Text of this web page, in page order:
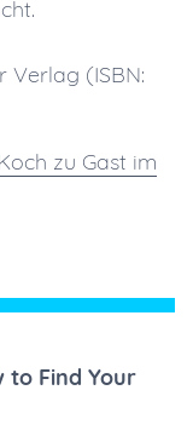
Verlag (ISBN:
zu Gast im
to Find Your